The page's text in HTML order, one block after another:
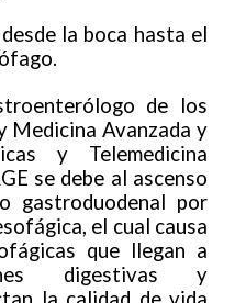
la boca hasta el
de los
Medicina Avanzada y
y Telemedicina
se debe al ascenso
gastroduodenal por
el cual causa
que llegan a
digestivas y